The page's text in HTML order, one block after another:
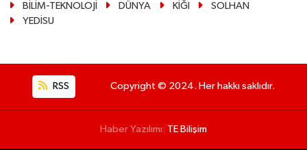
BİLİM-TEKNOLOJİ
DÜNYA KİĞI
SOLHAN
YEDİSU
RSS Copyright © 2024. Her hakkı saklıdır.
Haber Yazılımı: TE Bilişim